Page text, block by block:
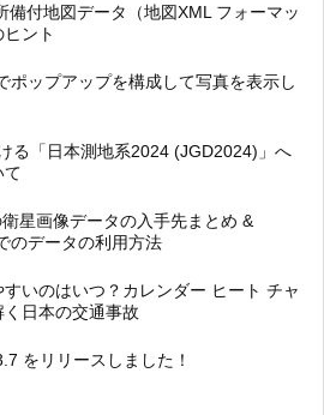
備付地図データ（地図XML フォーマッ
ヒント
ポップアップを構成して写真を表示し
る「日本測地系2024 (JGD2024)」へ
て
星画像データの入手先まとめ &
のデータの利用方法
いのはいつ？カレンダー ヒート チャ
日本の交通事故
をリリースしました！